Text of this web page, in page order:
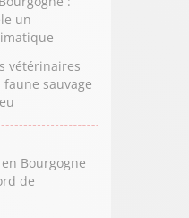
un
vétérinaires
sauvage
Bourgogne
de